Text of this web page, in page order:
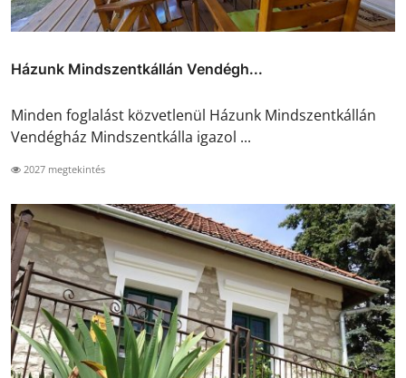
Házunk Mindszentkállán Vendégh...
Minden foglalást közvetlenül Házunk Mindszentkállán
Vendégház Mindszentkálla igazol ...
2027 megtekintés